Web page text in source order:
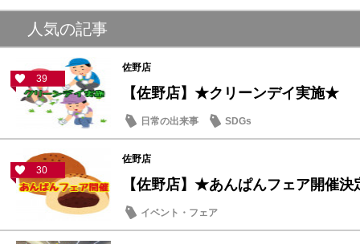
人気の記事
39
佐野店
【佐野店】★クリーンデイ実施★
日常の出来事 SDGs
30
佐野店
【佐野店】★あんぱんフェア開催
イベント・フェア